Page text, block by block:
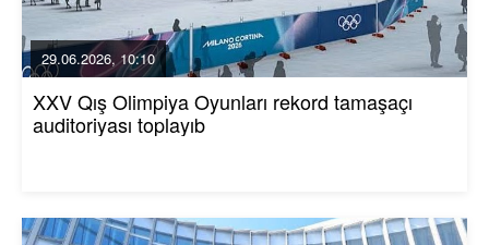
29.06.2026, 10:10
XXV Qış Olimpiya Oyunları rekord tamaşaçı
auditoriyası toplayıb